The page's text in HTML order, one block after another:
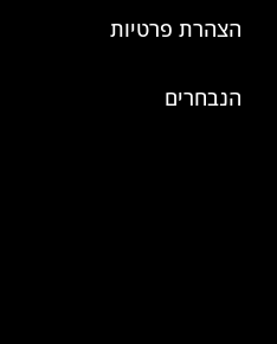
הצהרת פרטיות
הנבחרים